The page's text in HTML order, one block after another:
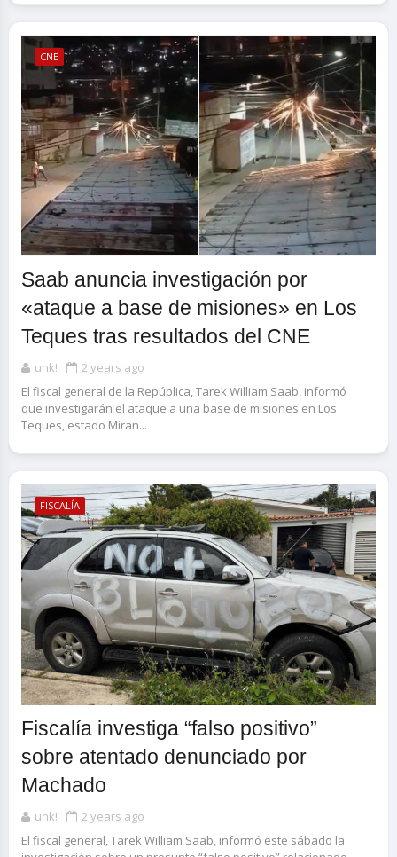
CNE
Saab anuncia investigación por
«ataque a base de misiones» en Los
Teques tras resultados del CNE
unk!
2 years ago
El fiscal general de la República, Tarek William Saab, informó
que investigarán el ataque a una base de misiones en Los
Teques, estado Miran...
FISCALÍA
Fiscalía investiga “falso positivo”
sobre atentado denunciado por
Machado
unk!
2 years ago
El fiscal general, Tarek William Saab, informó este sábado la